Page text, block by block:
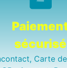
sécurisé
Carte